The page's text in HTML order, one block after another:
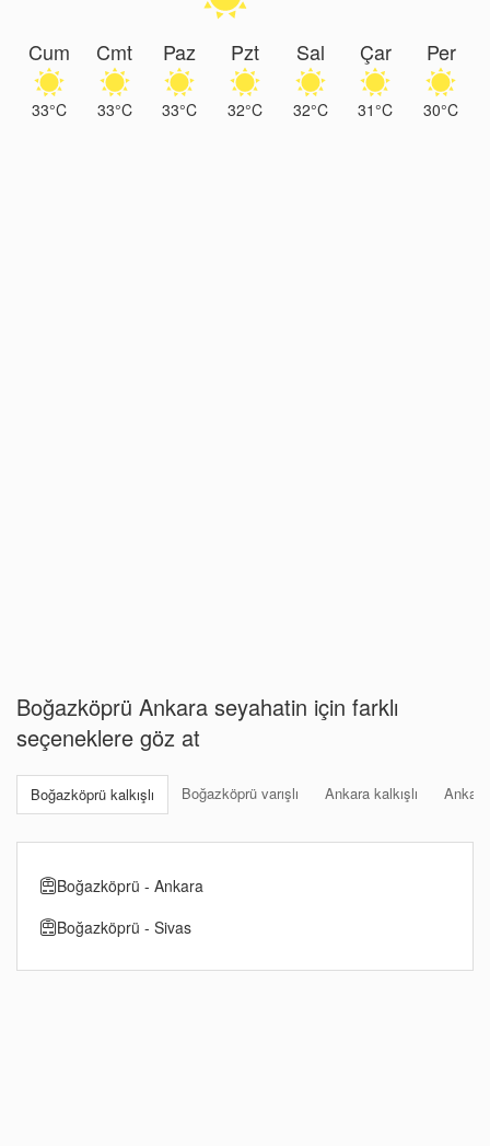
Cum
33°C
Cmt
33°C
Paz
33°C
Pzt
32°C
Sal
32°C
Çar
31°C
Per
30°C
Boğazköprü Ankara seyahatin için farklı
seçeneklere göz at
Boğazköprü kalkışlı Boğazköprü varışlı Ankara kalkışlı Ankara
Boğazköprü - Ankara
Boğazköprü - Sivas